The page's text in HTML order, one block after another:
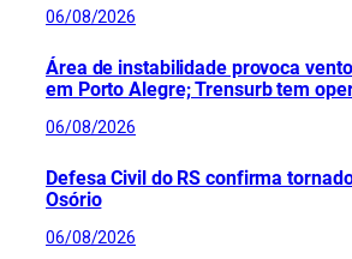
06/08/2026
Área de instabilidade provoca
em Porto Alegre; Trensurb tem
06/08/2026
Defesa Civil do RS confirma
Osório
06/08/2026